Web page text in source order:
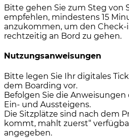
Bitte gehen Sie zum Steg von
empfehlen, mindestens 15
anzukommen, um den
rechtzeitig an Bord zu gehen.
Nutzungsanweisungen
Bitte legen Sie Ihr digitales
dem Boarding vor.
Befolgen Sie die
Ein- und Aussteigens.
Die Sitzplätze sind nach dem
kommt, mahlt zuerst“
angegeben.